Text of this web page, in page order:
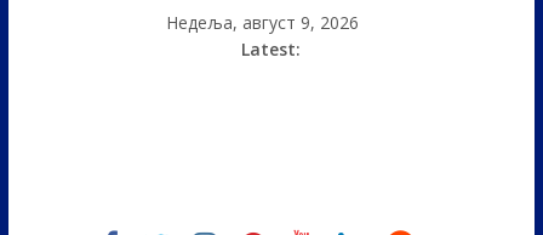
Недеља, август 9, 2026
Latest: